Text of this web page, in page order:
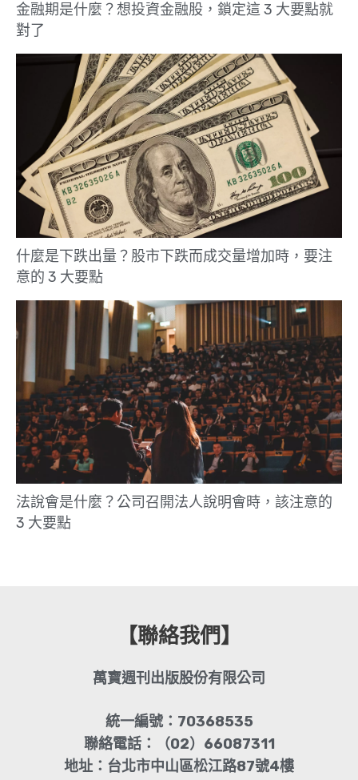
金融期是什麼？想投資金融股，鎖定這 3 大要點就
對了
什麼是下跌出量？股市下跌而成交量增加時，要注
意的 3 大要點
法說會是什麼？公司召開法人說明會時，該注意的
3 大要點
【聯絡我們】
萬寶週刊出版股份有限公司
統一編號：70368535
聯絡電話：（02）66087311
地址：台北市中山區松江路87號4樓